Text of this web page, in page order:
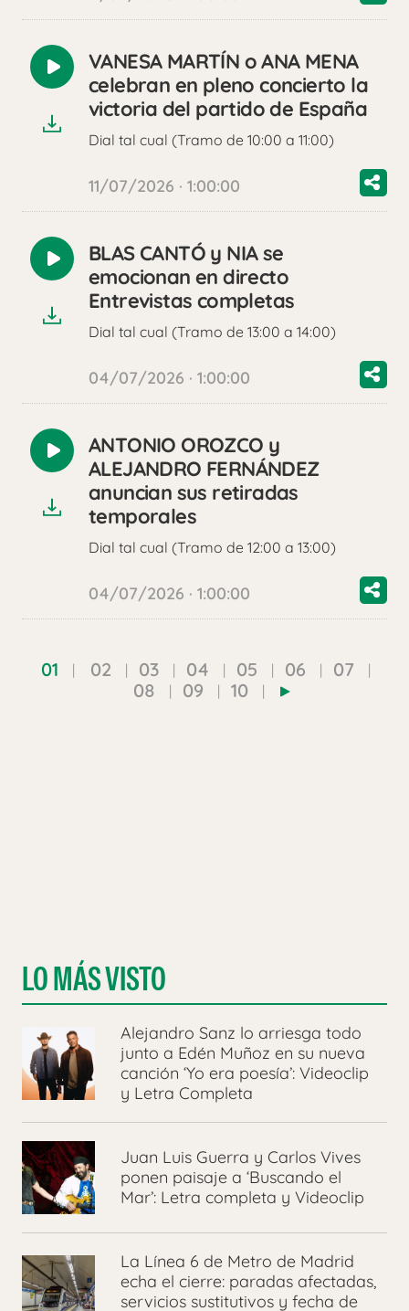
Reproducir
audio
VANESA MARTÍN o ANA MENA
celebran en pleno concierto la
victoria del partido de España
Dial tal cual (Tramo de 10:00 a 11:00)
11/07/2026 · 1:00:00
Reproducir
audio
BLAS CANTÓ y NIA se
emocionan en directo
Entrevistas completas
Dial tal cual (Tramo de 13:00 a 14:00)
04/07/2026 · 1:00:00
Reproducir
audio
ANTONIO OROZCO y
ALEJANDRO FERNÁNDEZ
anuncian sus retiradas
temporales
Dial tal cual (Tramo de 12:00 a 13:00)
04/07/2026 · 1:00:00
01 02 03 04 05 06
07
08
09 10
LO MÁS VISTO
Alejandro Sanz lo arriesga todo
junto a Edén Muñoz en su nueva
canción ‘Yo era poesía’: Videoclip
y Letra Completa
Juan Luis Guerra y Carlos Vives
ponen paisaje a ‘Buscando el
Mar’: Letra completa y Videoclip
La Línea 6 de Metro de Madrid
echa el cierre: paradas afectadas,
servicios sustitutivos y fecha de